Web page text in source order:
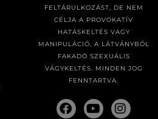
FELTÁRULKOZÁST, DE NEM
CÉLJA A PROVOKATÍV
HATÁSKELTÉS VAGY
MANIPULÁCIÓ, A LÁTVÁNYBÓL
FAKADÓ SZEXUÁLIS
VÁGYKELTÉS. MINDEN JOG
FENNTARTVA.